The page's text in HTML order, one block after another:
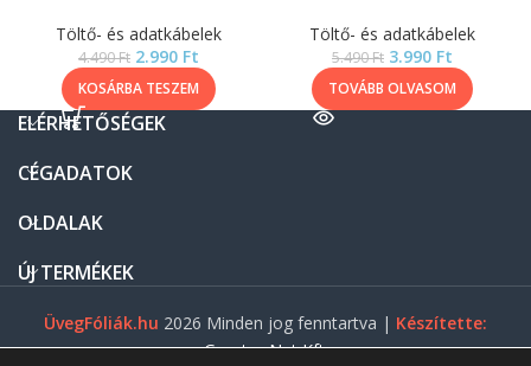
Töltő- és adatkábelek
4.490Ft 2.990 Ft
KOSÁRBA TESZEM
Töltő- és adatkábelek
5.490Ft 3.990 Ft
TOVÁBB OLVASOM
ELÉRHETŐSÉGEK
CÉGADATOK
OLDALAK
ÚJ TERMÉKEK
ÜvegFóliák.hu 2026 Minden jog fenntartva | Készítette:
Gasztro Net Kft.